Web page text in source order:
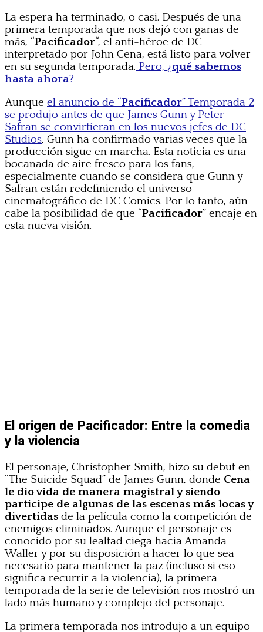
La espera ha terminado, o casi. Después de una
primera temporada que nos dejó con ganas de
más, “Pacificador“, el anti-héroe de DC
interpretado por John Cena, está listo para volver
en su segunda temporada. Pero, ¿qué sabemos
hasta ahora?
Aunque el anuncio de “Pacificador” Temporada 2
se produjo antes de que James Gunn y Peter
Safran se convirtieran en los nuevos jefes de DC
Studios, Gunn ha confirmado varias veces que la
producción sigue en marcha. Esta noticia es una
bocanada de aire fresco para los fans,
especialmente cuando se considera que Gunn y
Safran están redefiniendo el universo
cinematográfico de DC Comics. Por lo tanto, aún
cabe la posibilidad de que “Pacificador” encaje en
esta nueva visión.
El origen de Pacificador: Entre la comedia
y la violencia
El personaje, Christopher Smith, hizo su debut en
“The Suicide Squad” de James Gunn, donde Cena
le dio vida de manera magistral y siendo
participe de algunas de las escenas más locas y
divertidas de la película como la competición de
enemigos eliminados. Aunque el personaje es
conocido por su lealtad ciega hacia Amanda
Waller y por su disposición a hacer lo que sea
necesario para mantener la paz (incluso si eso
significa recurrir a la violencia), la primera
temporada de la serie de televisión nos mostró un
lado más humano y complejo del personaje.
La primera temporada nos introdujo a un equipo